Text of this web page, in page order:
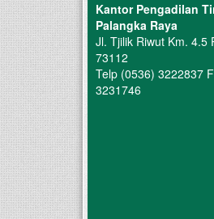
Kantor Pengadilan
Palangka Raya
Jl. Tjilik Riwut Km. 4.5
73112
Telp (0536) 3222837
3231746